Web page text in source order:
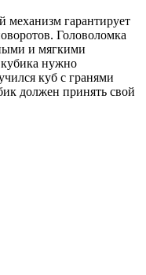
гарантирует
Головоломка
и мягкими
нужно
куб с гранями
должен принять свой